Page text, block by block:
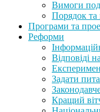
Вимоги
Порядок та
Програми та
Реформи
Відповіді
Задати
Кращий